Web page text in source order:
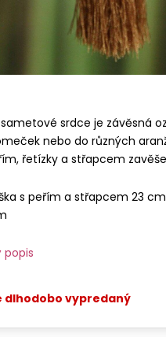
srdce je závěsná
nebo do různých
řetízky a střapcem
s peřím a střapcem 23
popis
dlhodobo vypredaný